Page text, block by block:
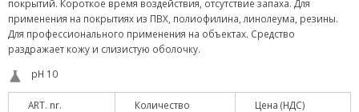
покрытий. Короткое время воздействия, отсутствие запаха. Для
применения на покрытиях из ПВХ, полиофилина, линолеума, резины.
Для профессионального применения на объектах. Средство
раздражает кожу и слизистую оболочку.
pH 10
ART. nr. Количество
Цена (НДС)